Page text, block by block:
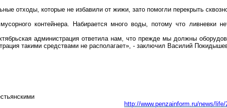
отходы, которые не избавили от жижи, зато помогли перекрыть
контейнера. Набирается много воды, потому что ливневки
администрация ответила нам, что прежде мы должны
такими средствами не располагает», - заключил Василий
http://www.penzainform.ru/news/life/